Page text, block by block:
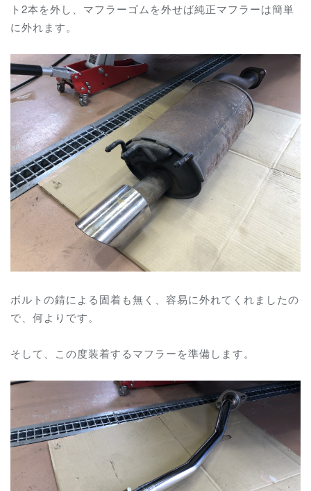
ト2本を外し、マフラーゴムを外せば純正マフラーは簡単
に外れます。
ボルトの錆による固着も無く、容易に外れてくれましたの
で、何よりです。
そして、この度装着するマフラーを準備します。